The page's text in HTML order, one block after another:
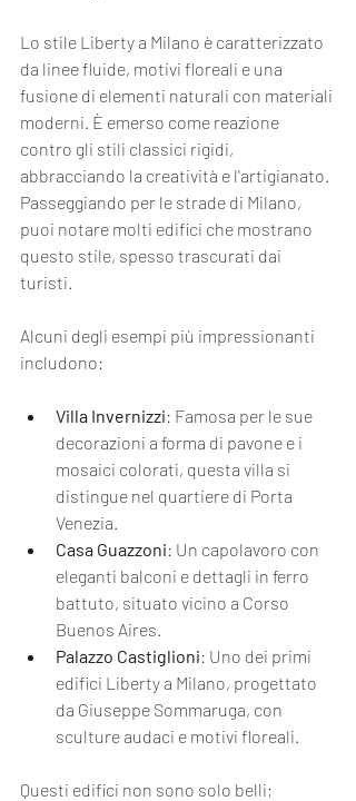
Lo stile Liberty a Milano è caratterizzato
da linee fluide, motivi floreali e una
fusione di elementi naturali con materiali
moderni. È emerso come reazione
contro gli stili classici rigidi,
abbracciando la creatività e l'artigianato.
Passeggiando per le strade di Milano,
puoi notare molti edifici che mostrano
questo stile, spesso trascurati dai
turisti.
Alcuni degli esempi più impressionanti
includono:
Villa Invernizzi: Famosa per le sue
decorazioni a forma di pavone e i
mosaici colorati, questa villa si
distingue nel quartiere di Porta
Venezia.
Casa Guazzoni: Un capolavoro con
eleganti balconi e dettagli in ferro
battuto, situato vicino a Corso
Buenos Aires.
Palazzo Castiglioni: Uno dei primi
edifici Liberty a Milano, progettato
da Giuseppe Sommaruga, con
sculture audaci e motivi floreali.
Questi edifici non sono solo belli;